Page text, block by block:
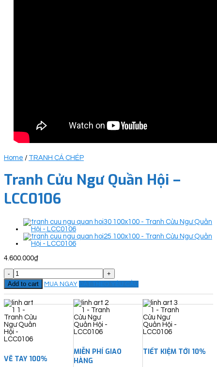
Home / TRANH CÁ CHÉP
Tranh Cửu Ngư Quần Hội –
LCC0106
4.600.000₫
Tranh
Cửu
Ngư
Quần
Hội
-
LCC0106
quantity
Add to cart MUA NGAY ĐẶT THEO YÊU CẦU
VẼ TAY 100%
MIỄN PHÍ GIAO
HÀNG
TIẾT KIỆM TỚI 10%